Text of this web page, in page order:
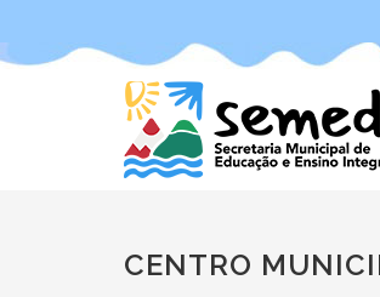
CENTRO